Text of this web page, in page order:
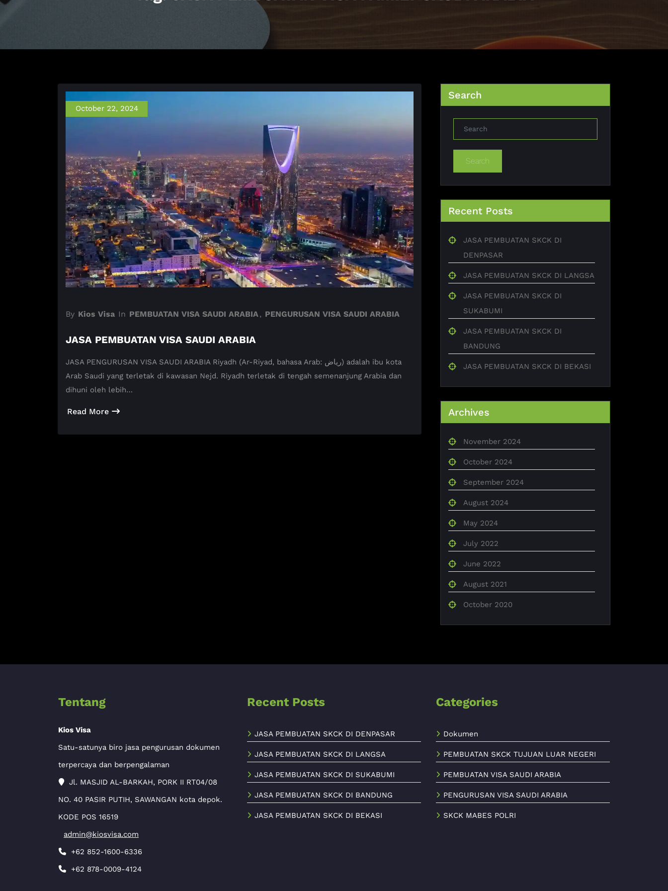
October 22, 2024
By Kios Visa In PEMBUATAN VISA SAUDI ARABIA, PENGURUSAN VISA SAUDI ARABIA
JASA PEMBUATAN VISA SAUDI ARABIA
JASA PENGURUSAN VISA SAUDI ARABIA Riyadh (Ar-Riyad, bahasa Arab: رياض) adalah ibu kota
Arab Saudi yang terletak di kawasan Nejd. Riyadh terletak di tengah semenanjung Arabia dan
dihuni oleh lebih…
Read More
Search
Search
Recent Posts
JASA PEMBUATAN SKCK DI
DENPASAR
JASA PEMBUATAN SKCK DI LANGSA
JASA PEMBUATAN SKCK DI
SUKABUMI
JASA PEMBUATAN SKCK DI
BANDUNG
JASA PEMBUATAN SKCK DI BEKASI
Archives
November 2024
October 2024
September 2024
August 2024
May 2024
July 2022
June 2022
August 2021
October 2020
Tentang
Kios Visa
Satu-satunya biro jasa pengurusan dokumen
terpercaya dan berpengalaman
Jl. MASJID AL-BARKAH, PORK II RT04/08
NO. 40 PASIR PUTIH, SAWANGAN kota depok.
KODE POS 16519
admin@kiosvisa.com
+62 852-1600-6336
+62 878-0009-4124
Recent Posts
JASA PEMBUATAN SKCK DI DENPASAR
JASA PEMBUATAN SKCK DI LANGSA
JASA PEMBUATAN SKCK DI SUKABUMI
JASA PEMBUATAN SKCK DI BANDUNG
JASA PEMBUATAN SKCK DI BEKASI
Categories
Dokumen
PEMBUATAN SKCK TUJUAN LUAR NEGERI
PEMBUATAN VISA SAUDI ARABIA
PENGURUSAN VISA SAUDI ARABIA
SKCK MABES POLRI